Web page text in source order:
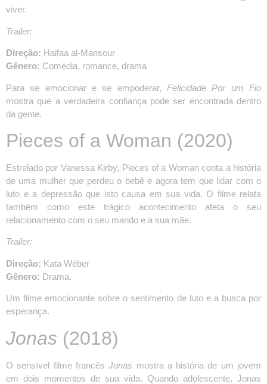
viver.
Trailer:
Direção: Haifaa al-Mansour
Gênero: Comédia, romance, drama
Para se emocionar e se empoderar, Felicidade Por um Fio
mostra que a verdadeira confiança pode ser encontrada dentro
da gente.
Pieces of a Woman (2020)
Estrelado por Vanessa Kirby, Pieces of a Woman conta a história
de uma mulher que perdeu o bebê e agora tem que lidar com o
luto e a depressão que isto causa em sua vida. O filme relata
também como este trágico acontecimento afeta o seu
relacionamento com o seu marido e a sua mãe.
Trailer:
Direção: Kata Wéber
Gênero: Drama.
Um filme emocionante sobre o sentimento de luto e a busca por
esperança.
Jonas (2018)
O sensível filme francêsJonas mostra a história de um jovem
em dois momentos de sua vida. Quando adolescente, Jonas